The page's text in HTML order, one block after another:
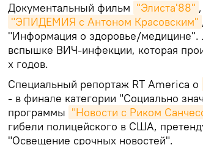
Документальный фильм "Элиста'88"
"ЭПИДЕМИЯ с Антоном Красовским"
"Информация о здоровье/медицине".
вспышке ВИЧ-инфекции, которая
х годов.
Специальный репортаж RT America о
- в финале категории "Социально
программы "Новости с Риком
гибели полицейского в США,
"Освещение срочных новостей".